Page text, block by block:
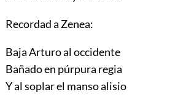
Recordad a Zenea:
Baja Arturo al occidente
Bañado en púrpura regia
Y al soplar el manso alisio